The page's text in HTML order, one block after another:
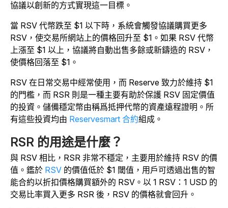
協議以創新的方式實現這一目標。
當 RSV 代幣跌至 $1 以下時，系統會觸發協議購買更多
RSV，使交易所網站上的價格回升至 $1。如果 RSV 代幣
上漲至 $1 以上，協議將自動出售多餘或新鑄造的 RSV，
使價格回落至 $1。
RSV 在日常交易中經常使用，而 Reserve 致力於維持 $1
的門檻，而 RSR 則是一種主要有助於保護 RSV 固定價值
的投資。儲備穩定幣由稱爲抵押代幣的資產遠程證明。所
有這些投資均由 Reservesmart 合約組成。
RSR 的用途是什麼？
與 RSV 相比，RSR 非常不穩定，主要用於維持 RSV 的價
值。鑑於 RSV 的價值低於 $1 閾值，用戶可透過出售的智
能合約以折扣價格購買額外的 RSV。以 1 RSV：1 USD 的
交易比率買入更多 RSR 後，RSV 的價格就會回升。